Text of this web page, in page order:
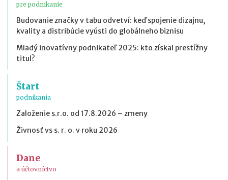
pre podnikanie
Budovanie značky v tabu odvetví: keď spojenie dizajnu,
kvality a distribúcie vyústi do globálneho biznisu
Mladý inovatívny podnikateľ 2025: kto získal prestížny
titul?
Štart
podnikania
Založenie s.r.o. od 17.8.2026 – zmeny
Živnosť vs s. r. o. v roku 2026
Dane
a účtovníctvo